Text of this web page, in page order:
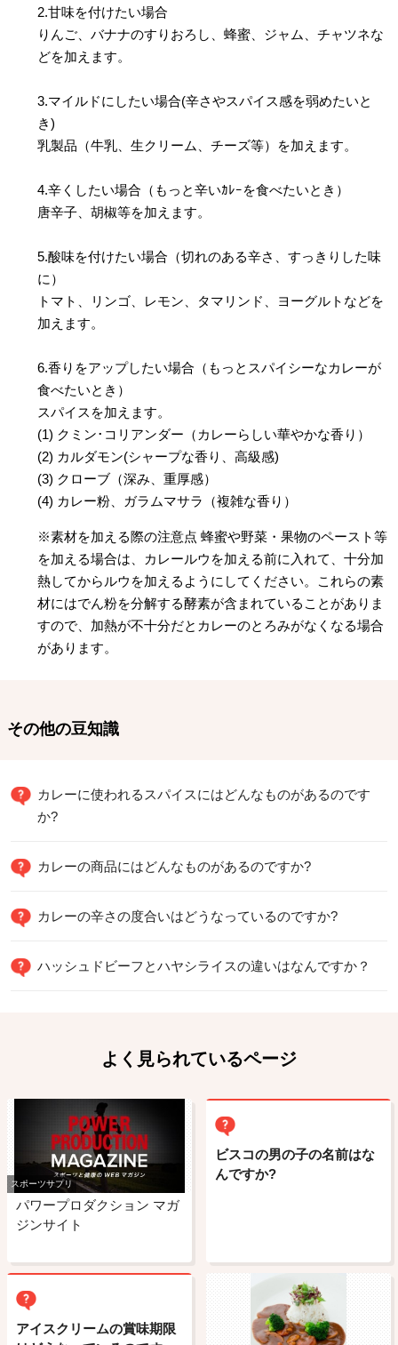
2.甘味を付けたい場合
りんご、バナナのすりおろし、蜂蜜、ジャム、チャツネな
どを加えます。
3.マイルドにしたい場合(辛さやスパイス感を弱めたいと
き)
乳製品（牛乳、生クリーム、チーズ等）を加えます。
4.辛くしたい場合（もっと辛いｶﾚｰを食べたいとき）
唐辛子、胡椒等を加えます。
5.酸味を付けたい場合（切れのある辛さ、すっきりした味
に）
トマト、リンゴ、レモン、タマリンド、ヨーグルトなどを
加えます。
6.香りをアップしたい場合（もっとスパイシーなカレーが
食べたいとき）
スパイスを加えます。
(1) クミン･コリアンダー（カレーらしい華やかな香り）
(2) カルダモン(シャープな香り、高級感)
(3) クローブ（深み、重厚感）
(4) カレー粉、ガラムマサラ（複雑な香り）
※素材を加える際の注意点 蜂蜜や野菜・果物のペースト等
を加える場合は、カレールウを加える前に入れて、十分加
熱してからルウを加えるようにしてください。これらの素
材にはでん粉を分解する酵素が含まれていることがありま
すので、加熱が不十分だとカレーのとろみがなくなる場合
があります。
その他の豆知識
カレーに使われるスパイスにはどんなものがあるのです
か?
カレーの商品にはどんなものがあるのですか?
カレーの辛さの度合いはどうなっているのですか?
ハッシュドビーフとハヤシライスの違いはなんですか？
よく見られているページ
スポーツサプリ
パワープロダクション マガ
ジンサイト
ビスコの男の子の名前はな
んですか?
アイスクリームの賞味期限